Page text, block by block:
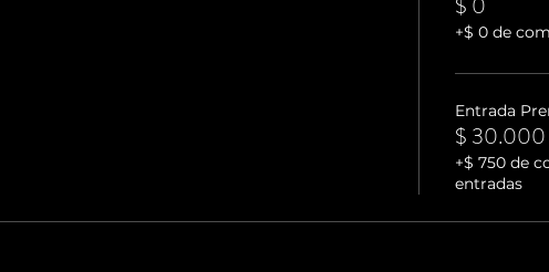
+$ 0 de
Entrada
$ 30.000
+$ 750 de
entradas